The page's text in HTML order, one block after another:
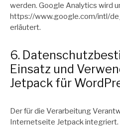
werden. Google Analytics wird
https://www.google.com/intl/
erläutert.
6.
Einsatz und
Jetpack für
Der für die Verarbeitung
Internetseite Jetpack